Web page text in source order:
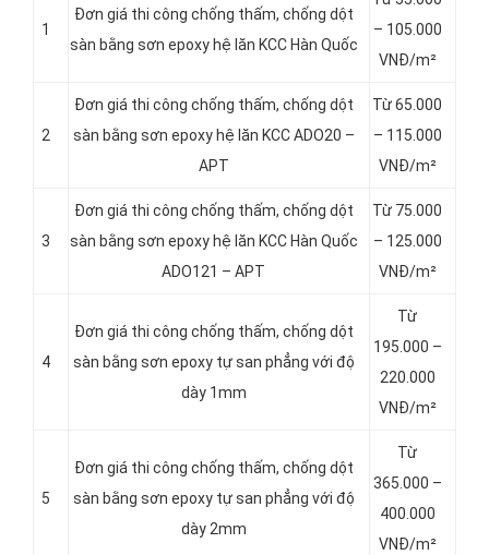
1
Đơn giá thi công chống thấm, chống dột
sàn bằng sơn epoxy hệ lăn KCC Hàn Quốc
– 105.000
VNĐ/m²
2
Đơn giá thi công chống thấm, chống dột
sàn bằng sơn epoxy hệ lăn KCC ADO20 –
APT
Từ 65.000
– 115.000
VNĐ/m²
3
Đơn giá thi công chống thấm, chống dột
sàn bằng sơn epoxy hệ lăn KCC Hàn Quốc
ADO121 – APT
Từ 75.000
– 125.000
VNĐ/m²
4
Đơn giá thi công chống thấm, chống dột
sàn bằng sơn epoxy tự san phẳng với độ
dày 1mm
Từ
195.000 –
220.000
VNĐ/m²
5
Đơn giá thi công chống thấm, chống dột
sàn bằng sơn epoxy tự san phẳng với độ
dày 2mm
Từ
365.000 –
400.000
VNĐ/m²